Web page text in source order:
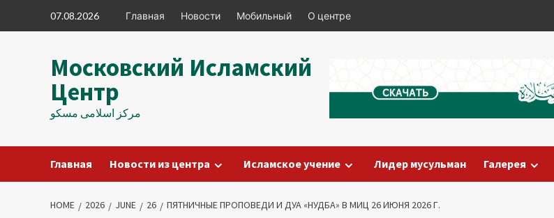
07.08.2026 Главная Новости Мобильный О центре
Московский Исламский
Центр
مرکز اسلامی مسکو
Главная Новости из центра Исламское учение Лидер мусульман Галерея
HOME 2026 JUNE 26 ПЯТНИЧНЫЕ ПРОПОВЕДИ И ДУА «НУДБА» В МИЦ 26 ИЮНЯ 2026 Г.